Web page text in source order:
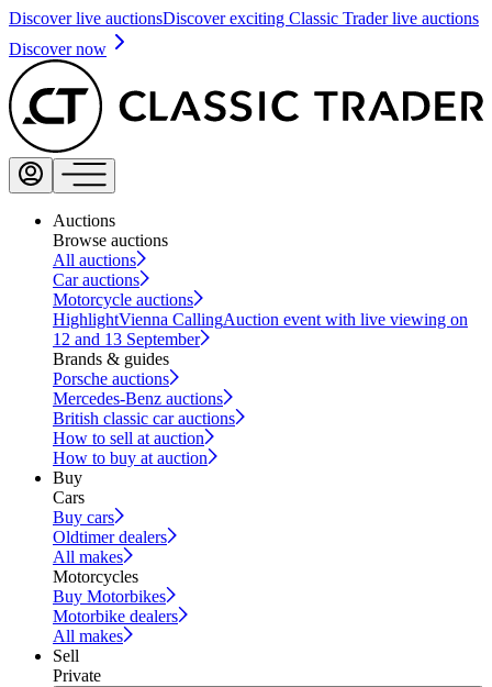
Discover live auctionsDiscover exciting Classic Trader live auctions
Discover now
Auctions
Browse auctions
All auctions
Car auctions
Motorcycle auctions
HighlightVienna CallingAuction event with live viewing on
12 and 13 September
Brands & guides
Porsche auctions
Mercedes-Benz auctions
British classic car auctions
How to sell at auction
How to buy at auction
Buy
Cars
Buy cars
Oldtimer dealers
All makes
Motorcycles
Buy Motorbikes
Motorbike dealers
All makes
Sell
Private